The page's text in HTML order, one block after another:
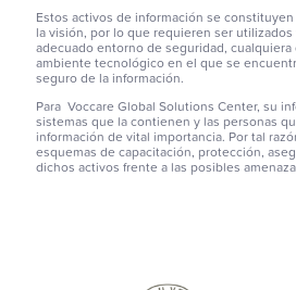
Estos activos de información se
la visión, por lo que requieren ser
adecuado entorno de seguridad, cualquiera
ambiente tecnológico en el que se
seguro de la información.
Para Voccare Global Solutions Center, su
sistemas que la contienen y las personas
información de vital importancia. Por tal
esquemas de capacitación, protección,
dichos activos frente a las posibles